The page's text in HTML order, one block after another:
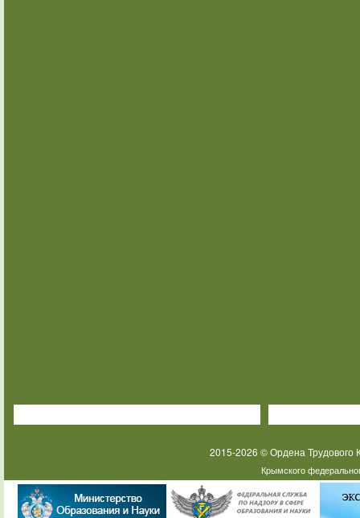
2015-2026 © Ордена
Крымского